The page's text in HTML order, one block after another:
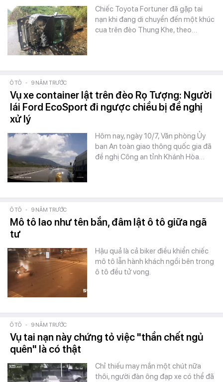
Chiếc Toyota Fortuner đã gặp tai
nạn khi đang di chuyển đến một khúc
cua trên đèo Thung Khe, theo…
Ô TÔ - 9 NĂM TRƯỚC
Vụ xe container lật trên đèo Rọ Tượng: Người
lái Ford EcoSport đi ngược chiều bị đề nghị
xử lý
Hôm nay, ngày 10/7, Văn phòng Ủy
ban An toàn giao thông quốc gia đã
đề nghị Công an tỉnh Khánh Hòa…
Ô TÔ - 9 NĂM TRƯỚC
Mô tô lao như tên bắn, đâm lật ô tô giữa ngã
tư
Hậu quả là cả biker điều khiển chiếc
mô tô lẫn hành khách ngồi bên trong
ô tô đều tử vong.
Ô TÔ - 9 NĂM TRƯỚC
Vụ tai nạn này chứng tỏ việc "thần chết ngủ
quên" là có thật
Chỉ thiếu may mắn một chút nữa
thôi, người đàn ông đạp xe có thể đã